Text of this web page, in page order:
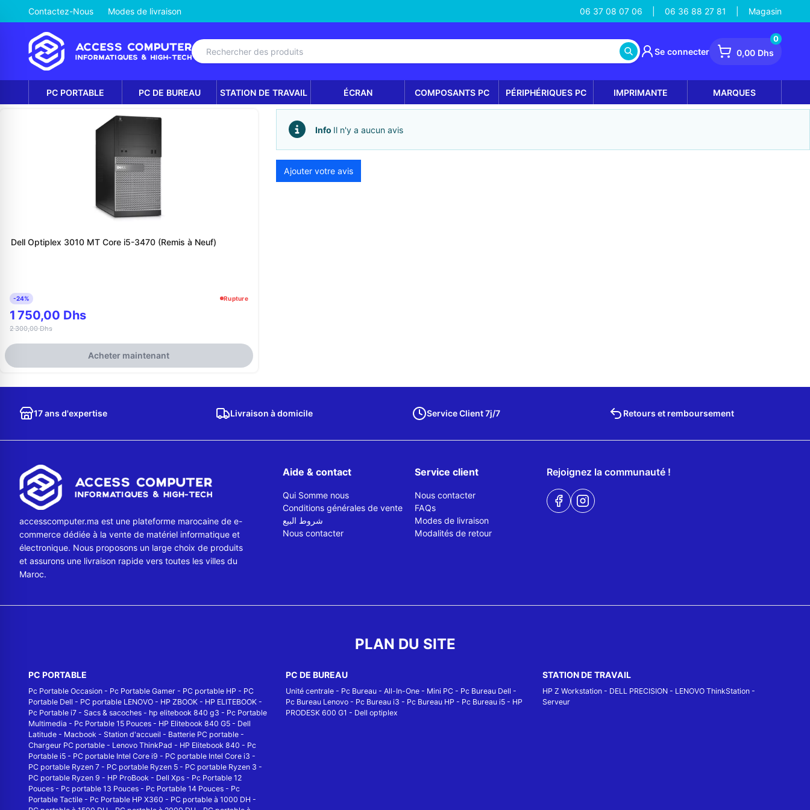
Contactez-Nous Modes de livraison 06 37 08 07 06 06 36 88 27 81 Magasin
Se connecter 0,00 Dhs
0
PC PORTABLE PC DE BUREAU STATION DE TRAVAIL ÉCRAN COMPOSANTS PC PÉRIPHÉRIQUES PC IMPRIMANTE MARQUES
Dell Optiplex 3010 MT Core i5-3470 (Remis à Neuf)
-24% Rupture
1 750,00 Dhs
2 300,00 Dhs
Acheter maintenant
Info Il n'y a aucun avis
Ajouter votre avis
17 ans d'expertise Livraison à domicile Service Client 7j/7 Retours et remboursement
accesscomputer.ma est une plateforme marocaine de e-
commerce dédiée à la vente de matériel informatique et
électronique. Nous proposons un large choix de produits
et assurons une livraison rapide vers toutes les villes du
Maroc.
Aide & contact
Qui Somme nous
Conditions générales de vente
شروط البيع
Nous contacter
Service client
Nous contacter
FAQs
Modes de livraison
Modalités de retour
Rejoignez la communauté !
PLAN DU SITE
PC PORTABLE
Pc Portable Occasion - Pc Portable Gamer - PC portable HP - PC
Portable Dell - PC portable LENOVO - HP ZBOOK - HP ELITEBOOK -
Pc Portable i7 - Sacs & sacoches - hp elitebook 840 g3 - Pc Portable
Multimedia - Pc Portable 15 Pouces - HP Elitebook 840 G5 - Dell
Latitude - Macbook - Station d'accueil - Batterie PC portable -
Chargeur PC portable - Lenovo ThinkPad - HP Elitebook 840 - Pc
Portable i5 - PC portable Intel Core i9 - PC portable Intel Core i3 -
PC portable Ryzen 7 - PC portable Ryzen 5 - PC portable Ryzen 3 -
PC portable Ryzen 9 - HP ProBook - Dell Xps - Pc Portable 12
Pouces - Pc portable 13 Pouces - Pc Portable 14 Pouces - Pc
Portable Tactile - Pc Portable HP X360 - PC portable à 1000 DH -
PC DE BUREAU
Unité centrale- Pc Bureau- All-In-One- Mini PC- Pc Bureau Dell -
Pc Bureau Lenovo- Pc Bureau i3 - Pc Bureau HP - Pc Bureau i5- HP
PRODESK 600 G1 - Dell optiplex
STATION DE TRAVAIL
HP Z Workstation - DELL PRECISION - LENOVO ThinkStation -
Serveur